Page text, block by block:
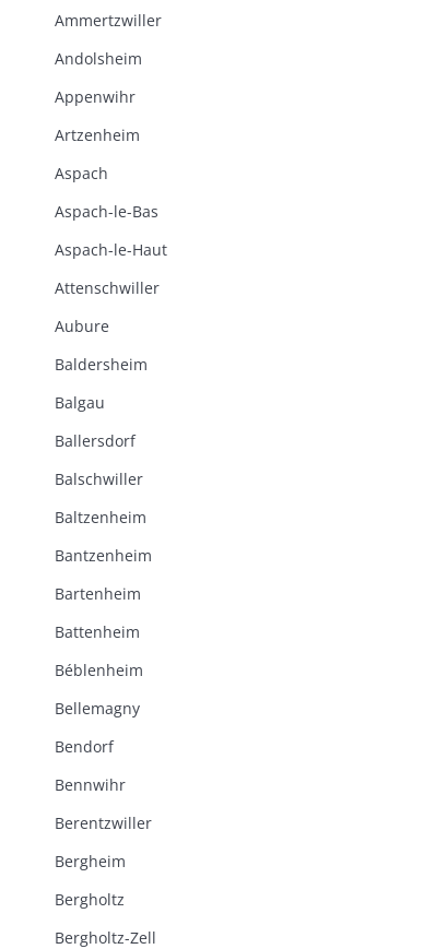
Ammertzwiller
Andolsheim
Appenwihr
Artzenheim
Aspach
Aspach-le-Bas
Aspach-le-Haut
Attenschwiller
Aubure
Baldersheim
Balgau
Ballersdorf
Balschwiller
Baltzenheim
Bantzenheim
Bartenheim
Battenheim
Béblenheim
Bellemagny
Bendorf
Bennwihr
Berentzwiller
Bergheim
Bergholtz
Bergholtz-Zell